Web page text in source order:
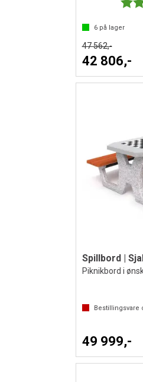
6på lager
47 562,-
42 806,-
Spillbord |
Piknikbord i
Bestillingsvare
49 999,-